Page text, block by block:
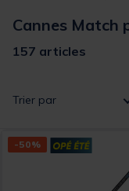
Cannes Match
157 articles
Trier par
-50%